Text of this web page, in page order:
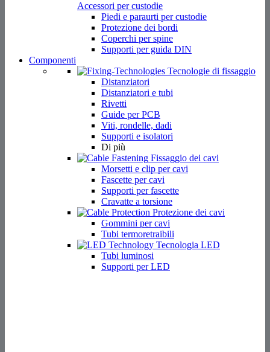
Accessori per custodie
Piedi e paraurti per custodie
Protezione dei bordi
Coperchi per spine
Supporti per guida DIN
Componenti
Tecnologie di fissaggio
Distanziatori
Distanziatori e tubi
Rivetti
Guide per PCB
Viti, rondelle, dadi
Supporti e isolatori
Di più
Fissaggio dei cavi
Morsetti e clip per cavi
Fascette per cavi
Supporti per fascette
Cravatte a torsione
Protezione dei cavi
Gommini per cavi
Tubi termoretraibili
Tecnologia LED
Tubi luminosi
Supporti per LED